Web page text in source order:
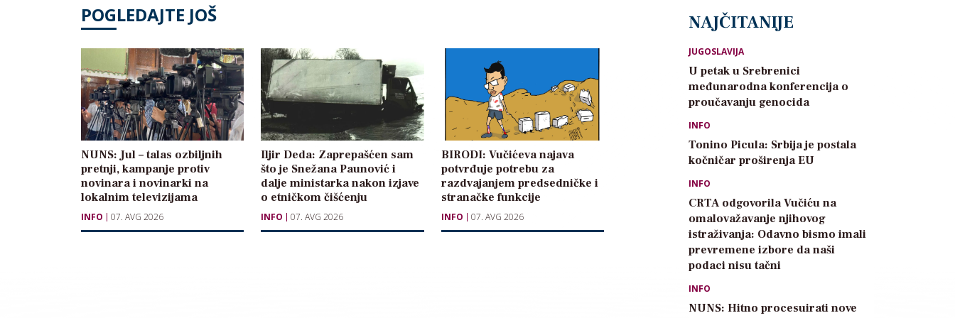
POGLEDAJTE JOŠ
NUNS: Jul – talas ozbiljnih
pretnji, kampanje protiv
novinara i novinarki na
lokalnim televizijama
INFO 07. AVG 2026
Iljir Deda: Zaprepašćen sam
što je Snežana Paunović i
dalje ministarka nakon izjave
o etničkom čišćenju
INFO 07. AVG 2026
BIRODI: Vučićeva najava
potvrđuje potrebu za
razdvajanjem predsedničke i
stranačke funkcije
INFO 07. AVG 2026
NAJČITANIJE
JUGOSLAVIJA
U petak u Srebrenici
međunarodna konferencija o
proučavanju genocida
INFO
Tonino Picula: Srbija je postala
kočničar proširenja EU
INFO
CRTA odgovorila Vučiću na
omalovažavanje njihovog
istraživanja: Odavno bismo imali
prevremene izbore da naši
podaci nisu tačni
INFO
NUNS: Hitno procesuirati nove